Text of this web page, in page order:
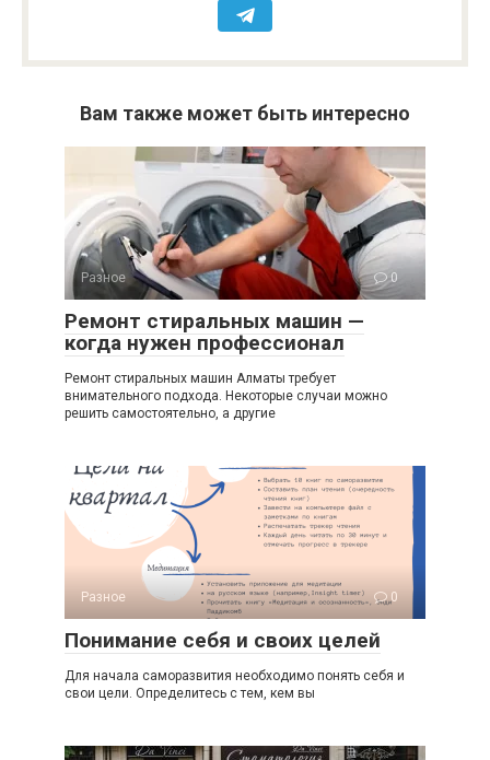
Вам также может быть интересно
Разное 0
Ремонт стиральных машин —
когда нужен профессионал
Ремонт стиральных машин Алматы требует
внимательного подхода. Некоторые случаи можно
решить самостоятельно, а другие
Разное 0
Понимание себя и своих целей
Для начала саморазвития необходимо понять себя и
свои цели. Определитесь с тем, кем вы